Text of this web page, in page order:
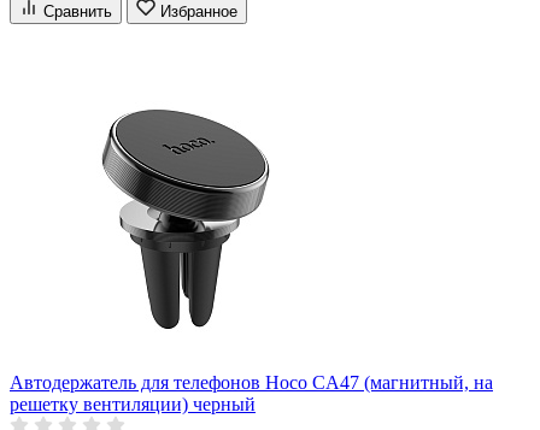
Сравнить Избранное
Автодержатель для телефонов Hoco CA47 (магнитный, на
решетку вентиляции) черный